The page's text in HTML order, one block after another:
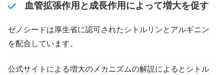
血管拡張作用と成長作用によって増大を促す
ゼノシードは厚生省に認可されたシトルリンとアルギニン
を配合しています。
公式サイトによる増大のメカニズムの解説によるとシトル